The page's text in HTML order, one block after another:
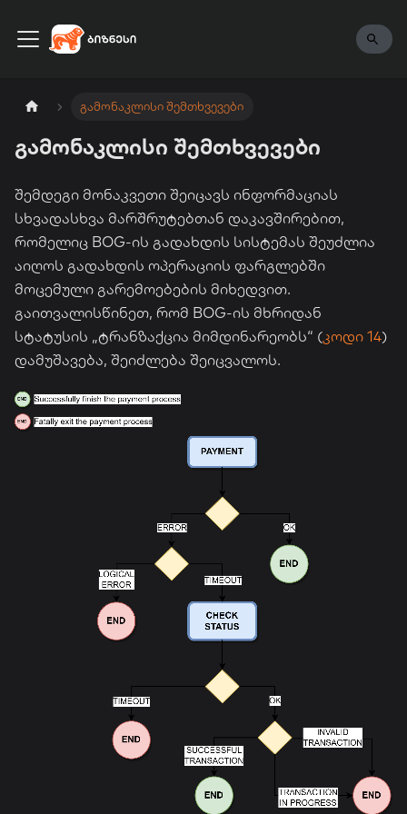
ENG
გამონაკლისი შემთხვევები
გამონაკლისი შემთხვევები
შემდეგი მონაკვეთი შეიცავს ინფორმაციას
სხვადასხვა მარშრუტებთან დაკავშირებით,
რომელიც BOG-ის გადახდის სისტემას შეუძლია
აიღოს გადახდის ოპერაციის ფარგლებში
მოცემული გარემოებების მიხედვით.
გაითვალისწინეთ, რომ BOG-ის მხრიდან
სტატუსის „ტრანზაქცია მიმდინარეობს“ (კოდი 14)
დამუშავება, შეიძლება შეიცვალოს.